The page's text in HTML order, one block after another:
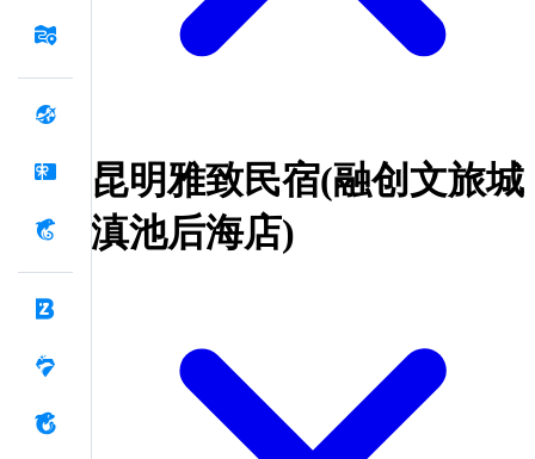
昆明雅致民宿(融创文旅城
滇池后海店)